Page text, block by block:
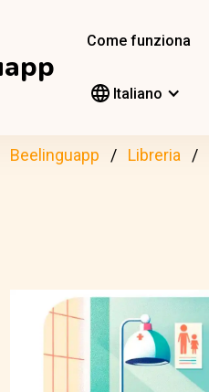
Come funziona
Italiano
Beelinguapp Libreria